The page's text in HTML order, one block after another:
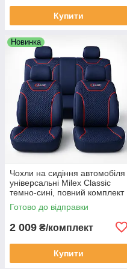
Купити
Новинка
Чохли на сидіння автомобіля
універсальні Milex Classic
темно-сині, повний комплект
Готово до відправки
2 009 ₴/комплект
Купити